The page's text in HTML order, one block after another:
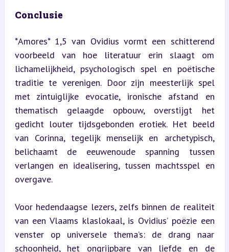
Conclusie
*Amores* 1,5 van Ovidius vormt een schitterend
voorbeeld van hoe literatuur erin slaagt om
lichamelijkheid, psychologisch spel en poëtische
traditie te verenigen. Door zijn meesterlijk spel
met zintuiglijke evocatie, ironische afstand en
thematisch gelaagde opbouw, overstijgt het
gedicht louter tijdsgebonden erotiek. Het beeld
van Corinna, tegelijk menselijk en archetypisch,
belichaamt de eeuwenoude spanning tussen
verlangen en idealisering, tussen machtsspel en
overgave.
Voor hedendaagse lezers, zelfs binnen de realiteit
van een Vlaams klaslokaal, is Ovidius’ poëzie een
venster op universele thema’s: de drang naar
schoonheid, het ongrijpbare van liefde en de